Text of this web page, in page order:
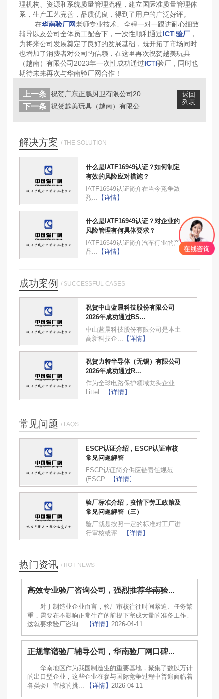
理机构、资源和系统质量管理流程，建立国际准质量管理体
系，生产工艺完善，品质优良，得到了用户的广泛好评。
在华南验厂网老师专业技术、全程一对一跟进耐心细致
辅导以及公司全体员工配合下，一次性顺利通过ICTI验厂 ，
为将来公司发展奠定了良好的发展基础，既开拓了市场同时
也增加了消费者对公司的信赖，在这里再次祝贺越美玩具
（越南）有限公司2023年一次性成功通过ICTI验厂，同时也
期待未来再次与华南验厂网合作！
返回
列表
上一条
下一条
解决方案 / THE SOLUTION
什么是IATF16949认证？如何制定
有效的风险应对措施？
IATF16949认证简介在当今竞争激
烈...
【详情】
什么是IATF16949认证？对企业的
风险管理有何具体要求？
IATF16949认证简介汽车行业的产
品...
【详情】
成功案例 / SUCCESSFUL CASES
祝贺中山蓝晨科技股份有限公司
2026年成功通过BS...
中山蓝晨科技股份有限公司是本土
高新科技企...
【详情】
祝贺力特半导体（无锡）有限公司
2026年成功通过R...
作为全球电路保护领域龙头企业
Littel... 【详情】
常见问题 / FAQS
ESCP认证介绍，ESCP认证审核
常见问题解答
ESCP认证简介供应链责任规范
(ESCP... 【详情】
验厂标准介绍，疫情下劳工政策及
常见问题解答（三）
验厂就是按照一定的标准对工厂进
行审核或评... 【详情】
热门资讯 / HOT NEWS
高效专业验厂咨询公司，强烈推荐华南验...
对于制造业企业而言，验厂审核往往时间紧迫、任务繁
重，需要在不影响正常生产的前提下完成大量的准备工作。
这就要求验厂咨询...
【详情】 2026-04-11
正规靠谱验厂辅导公司，华南验厂网口碑...
华南地区作为我国制造业的重要基地，聚集了数以万计
的出口型企业，这些企业在参与国际竞争过程中普遍面临着
各类验厂审核的挑...
【详情】 2026-04-11